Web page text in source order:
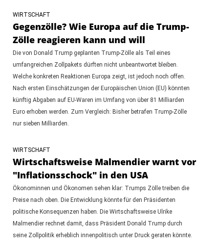
WIRTSCHAFT
Gegenzölle? Wie Europa auf die Trump-
Zölle reagieren kann und will
Die von Donald Trump geplanten Trump-Zölle als Teil eines
umfangreichen Zollpakets dürften nicht unbeantwortet bleiben.
Welche konkreten Reaktionen Europa zeigt, ist jedoch noch offen.
Nach ersten Einschätzungen der Europäischen Union (EU) könnten
künftig Abgaben auf EU-Waren im Umfang von über 81 Milliarden
Euro erhoben werden. Zum Vergleich: Bisher betrafen Trump-Zölle
nur sieben Milliarden.
WIRTSCHAFT
Wirtschaftsweise Malmendier warnt vor
"Inflationsschock" in den USA
Ökonominnen und Ökonomen sehen klar: Trumps Zölle treiben die
Preise nach oben. Die Entwicklung könnte für den Präsidenten
politische Konsequenzen haben. Die Wirtschaftsweise Ulrike
Malmendier rechnet damit, dass Präsident Donald Trump durch
seine Zollpolitik erheblich innenpolitisch unter Druck geraten könnte.